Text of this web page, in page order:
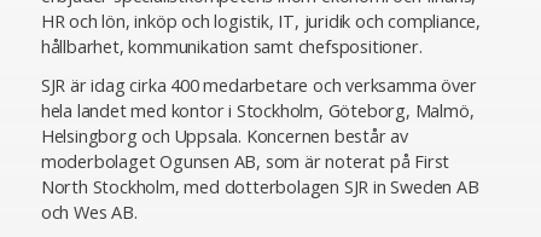
HR och lön, inköp och logistik, IT, juridik och compliance,
hållbarhet, kommunikation samt chefspositioner.
SJR är idag cirka 400 medarbetare och verksamma över
hela landet med kontor i Stockholm, Göteborg, Malmö,
Helsingborg och Uppsala. Koncernen består av
moderbolaget Ogunsen AB, som är noterat på First
North Stockholm, med dotterbolagen SJR in Sweden AB
och Wes AB.